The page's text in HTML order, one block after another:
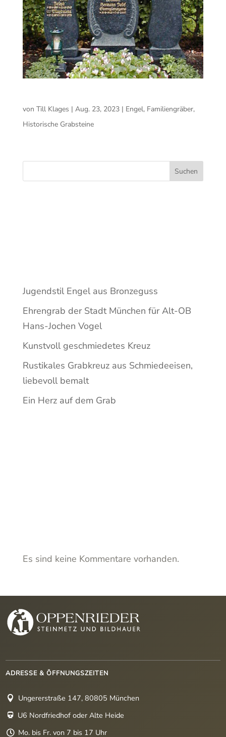
von Till Klages | Aug. 23, 2023| Engel, Familiengräber,
Historische Grabsteine
Suchen
Jugendstil Engel aus Bronzeguss
Ehrengrab der Stadt München für Alt-OB
Hans-Jochen Vogel
Kunstvoll geschmiedetes Kreuz
Rustikales Grabkreuz aus Schmiedeeisen,
liebevoll bemalt
Ein Herz auf dem Grab
Es sind keine Kommentare vorhanden.
ADRESSE & ÖFFNUNGSZEITEN
 Ungererstraße 147, 80805 München
 U6 Nordfriedhof oder Alte Heide
 Mo. bis Fr. von 7 bis 17 Uhr